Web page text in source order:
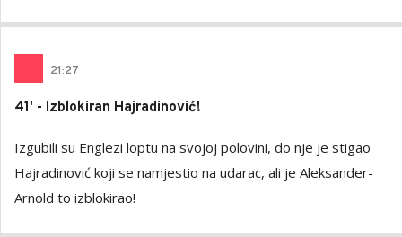
21:27
41' - Izblokiran Hajradinović!
Izgubili su Englezi loptu na svojoj polovini, do nje je stigao
Hajradinović koji se namjestio na udarac, ali je Aleksander-
Arnold to izblokirao!